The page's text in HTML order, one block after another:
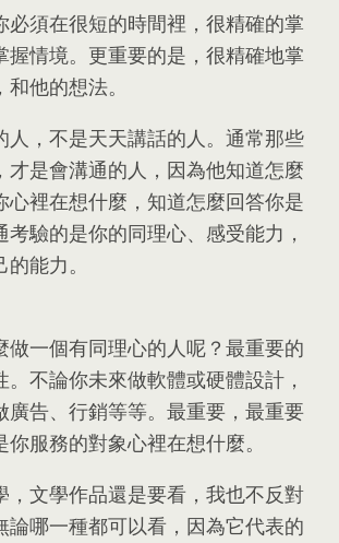
必須在很短的時間裡 ， 很精確的掌
握情境。 更重要的是 ， 很精確地掌
， 和他的想法。
人 ， 不是天天講話的人。 通常那些
， 才是會溝通的人 ， 因為他知道怎麼
心裡在想什麼 ， 知道怎麼回答你是
考驗的是你的同理心、 感受能力 ，
的能力。
做一個有同理心的人呢？最重要的
。 不論你未來做軟體或硬體設計 ，
廣告、 行銷等等。 最重要 ， 最重要
你服務的對象心裡在想什麼。
， 文學作品還是要看 ， 我也不反對
論哪一種都可以看 ， 因為它代表的